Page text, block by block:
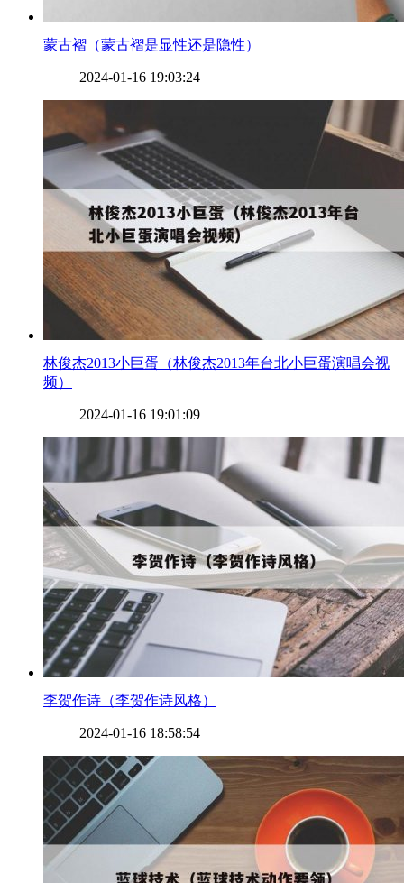
​蒙古褶（蒙古褶是显性还是隐性）
2024-01-16 19:03:24
​林俊杰2013小巨蛋（林俊杰2013年台北小巨蛋演唱会视
频）
2024-01-16 19:01:09
​李贺作诗（李贺作诗风格）
2024-01-16 18:58:54